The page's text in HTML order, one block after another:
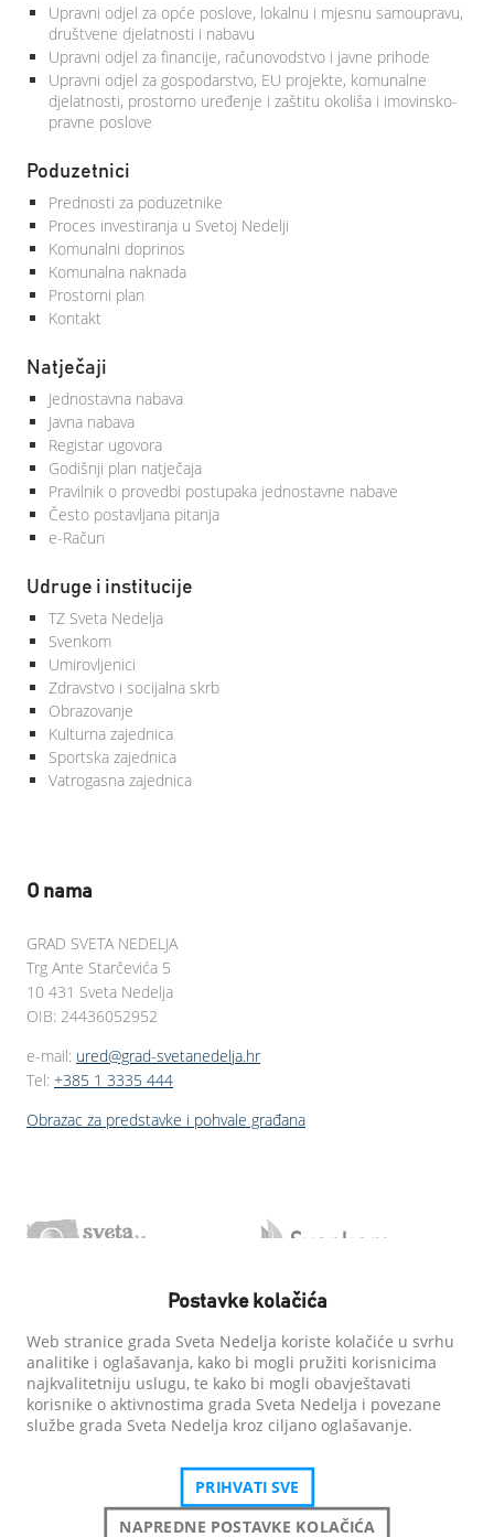
Upravni odjel za opće poslove, lokalnu i mjesnu samoupravu,
društvene djelatnosti i nabavu
Upravni odjel za financije, računovodstvo i javne prihode
Upravni odjel za gospodarstvo, EU projekte, komunalne
djelatnosti, prostorno uređenje i zaštitu okoliša i imovinsko-
pravne poslove
Poduzetnici
Prednosti za poduzetnike
Proces investiranja u Svetoj Nedelji
Komunalni doprinos
Komunalna naknada
Prostorni plan
Kontakt
Natječaji
Jednostavna nabava
Javna nabava
Registar ugovora
Godišnji plan natječaja
Pravilnik o provedbi postupaka jednostavne nabave
Često postavljana pitanja
e-Račun
Udruge i institucije
TZ Sveta Nedelja
Svenkom
Umirovljenici
Zdravstvo i socijalna skrb
Obrazovanje
Kulturna zajednica
Sportska zajednica
Vatrogasna zajednica
O nama
GRAD SVETA NEDELJA
Trg Ante Starčevića 5
10 431 Sveta Nedelja
OIB: 24436052952
e-mail: ured@grad-svetanedelja.hr
Tel: +385 1 3335 444
Obrazac za predstavke i pohvale građana
Postavke kolačića
Web stranice grada Sveta Nedelja koriste kolačiće u svrhu
analitike i oglašavanja, kako bi mogli pružiti korisnicima
najkvalitetniju uslugu, te kako bi mogli obavještavati
korisnike o aktivnostima grada Sveta Nedelja i povezane
službe grada Sveta Nedelja kroz ciljano oglašavanje.
PRIHVATI SVE
NAPREDNE POSTAVKE KOLAČIĆA